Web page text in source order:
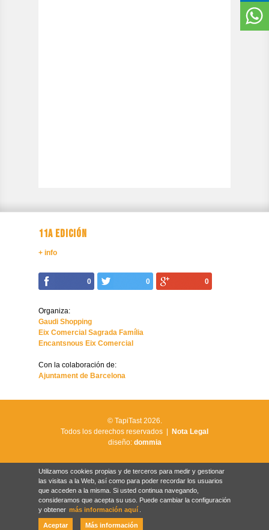
11A EDICIÓN
+ info
0 0 0
Organiza:
Gaudi Shopping
Eix Comercial Sagrada Família
Encantsnous Eix Comercial
Con la colaboración de:
Ajuntament de Barcelona
© TapiTast 2026.
Todos los derechos reservados |
Nota Legal
diseño: dommia
Utilizamos cookies propias y de terceros para medir y gestionar
las visitas a la Web, así como para poder recordar los usuarios
que acceden a la misma. Si usted continua navegando,
consideramos que acepta su uso. Puede cambiar la configuración
y obtener más información aquí
Aceptar Más información